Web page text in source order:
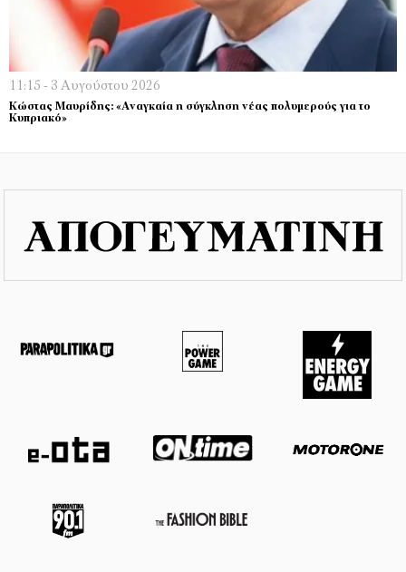
11:15 - 3 Αυγούστου 2026
Κώστας Μαυρίδης: «Αναγκαία η σύγκληση νέας πολυμερούς για το
Κυπριακό»